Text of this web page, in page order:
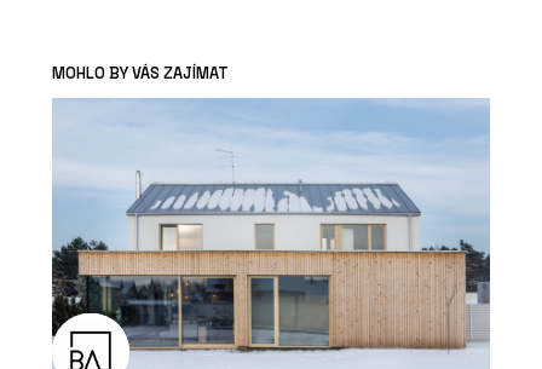
MOHLO BY VÁS ZAJÍMAT